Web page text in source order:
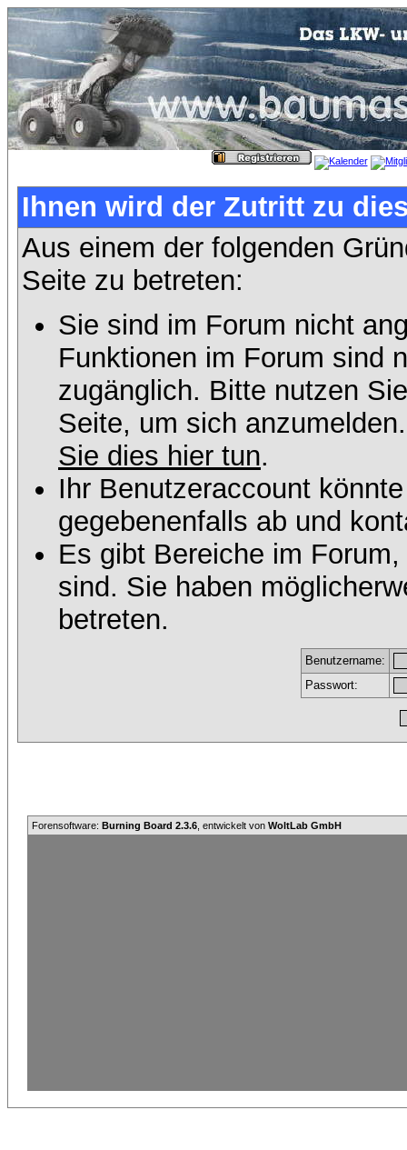
Ihnen wird der Zutritt zu
Aus einem der folgenden
Seite zu betreten:
Sie sind im Forum nicht
Funktionen im Forum sind
zugänglich. Bitte nutzen
Seite, um sich
Sie dies hier tun.
Ihr Benutzeraccount
gegebenenfalls ab und
Es gibt Bereiche im
sind. Sie haben
betreten.
Benutzername:
Passwort:
Forensoftware: Burning Board 2.3.6 , entwickelt von WoltLab GmbH